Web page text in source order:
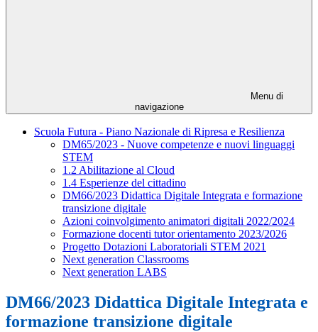
Menu di
navigazione
Scuola Futura - Piano Nazionale di Ripresa e Resilienza
DM65/2023 - Nuove competenze e nuovi linguaggi
STEM
1.2 Abilitazione al Cloud
1.4 Esperienze del cittadino
DM66/2023 Didattica Digitale Integrata e formazione
transizione digitale
Azioni coinvolgimento animatori digitali 2022/2024
Formazione docenti tutor orientamento 2023/2026
Progetto Dotazioni Laboratoriali STEM 2021
Next generation Classrooms
Next generation LABS
DM66/2023 Didattica Digitale Integrata e
formazione transizione digitale